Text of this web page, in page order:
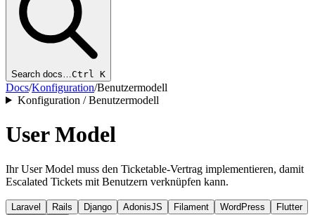
Search docs… Ctrl K
Docs/Konfiguration/Benutzermodell
Konfiguration / Benutzermodell
User Model
Ihr User Model muss den Ticketable-Vertrag implementieren, damit
Escalated Tickets mit Benutzern verknüpfen kann.
Laravel Rails Django AdonisJS Filament WordPress
Flutter